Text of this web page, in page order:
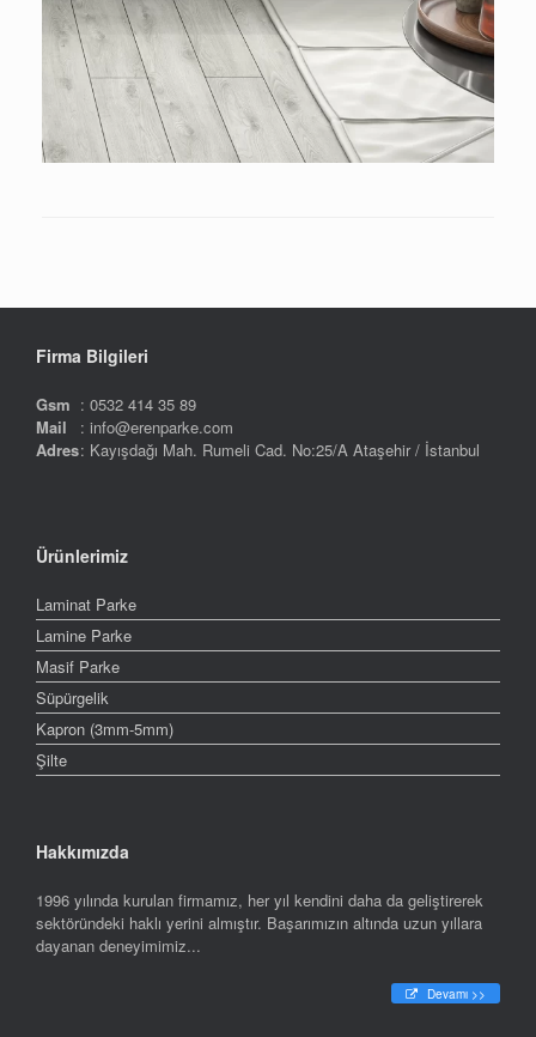
Firma Bilgileri
Gsm : 0532 414 35 89
Mail
: info@erenparke.com
Adres: Kayışdağı Mah. Rumeli Cad. No:25/A Ataşehir / İstanbul
Ürünlerimiz
Laminat Parke
Lamine Parke
Masif Parke
Süpürgelik
Kapron (3mm-5mm)
Şilte
Hakkımızda
1996 yılında kurulan firmamız, her yıl kendini daha da geliştirerek
sektöründeki haklı yerini almıştır. Başarımızın altında uzun yıllara
dayanan deneyimimiz...
Devamı >>